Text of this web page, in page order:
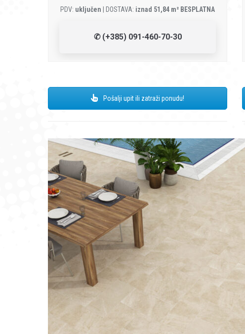
PDV: uključen | DOSTAVA: iznad 51,84 m² BESPLATNA
✆ (+385) 091-460-70-30
Pošalji upit ili zatraži ponudu!